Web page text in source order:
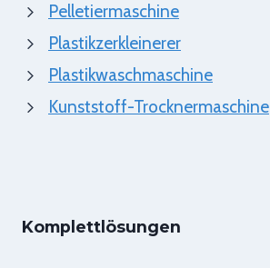
Pelletiermaschine
Plastikzerkleinerer
Plastikwaschmaschine
Kunststoff-Trocknermaschine
Komplettlösungen